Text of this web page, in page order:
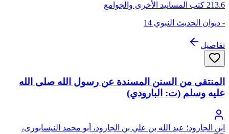
213.6 كتب المسانيد الأخرى والجوامع
- ديوان الحديث النبوي 14
تفاصيل
المنتقى من السنن المسندة عن رسول الله صلى الله
عليه وسلم (ت: البارودي)
ابن الجارود؛ عبد الله بن علي بن الجارود، أبو محمد النيسابورى،